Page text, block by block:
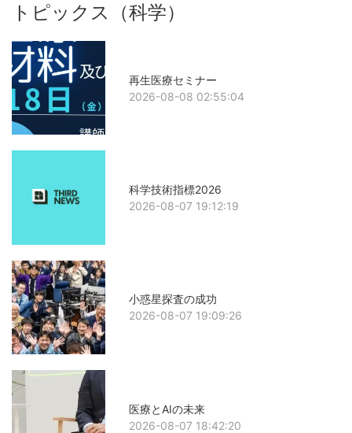
トピックス（科学）
再生医療セミナー
2026-08-08 02:55:04
科学技術指標2026
2026-08-07 19:12:19
小惑星探査の成功
2026-08-07 19:09:26
医療とAIの未来
2026-08-07 18:42:20